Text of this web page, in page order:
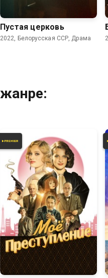
Пустая церковь
2022, Белорусская ССР, Драма
6.7 6.5